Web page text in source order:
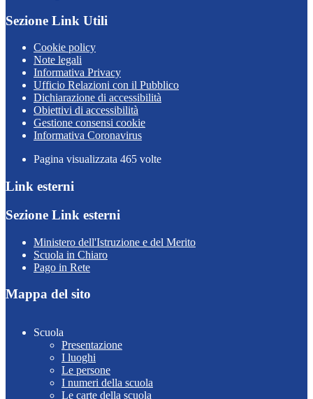
Sezione Link Utili
Cookie policy
Note legali
Informativa Privacy
Ufficio Relazioni con il Pubblico
Dichiarazione di accessibilità
Obiettivi di accessibilità
Gestione consensi cookie
Informativa Coronavirus
Pagina visualizzata 465 volte
Link esterni
Sezione Link esterni
Ministero dell'Istruzione e del Merito
Scuola in Chiaro
Pago in Rete
Mappa del sito
Scuola
Presentazione
I luoghi
Le persone
I numeri della scuola
Le carte della scuola